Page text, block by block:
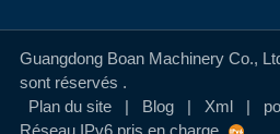
Guangdong Boan Machinery Co.,
sont réservés .
Plan du site
| Blog | Xml |
Réseau IPv6 pris en charge